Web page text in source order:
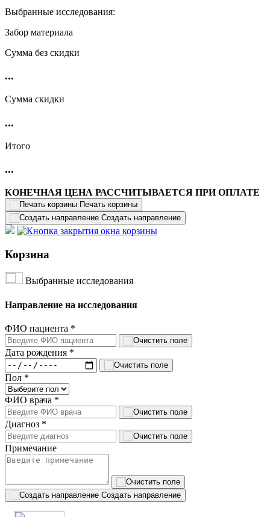
Выбранные исследования:
Забор материала
Cумма без скидки
...
Сумма скидки
...
Итого
...
КОНЕЧНАЯ ЦЕНА РАССЧИТЫВАЕТСЯ ПРИ ОПЛАТЕ
Печать корзины
Создать направление
Корзина
Выбранные исследования
Направление на исследования
ФИО пациента *
Дата рождения *
Пол *
ФИО врача *
Диагноз *
Примечание
Создать направление